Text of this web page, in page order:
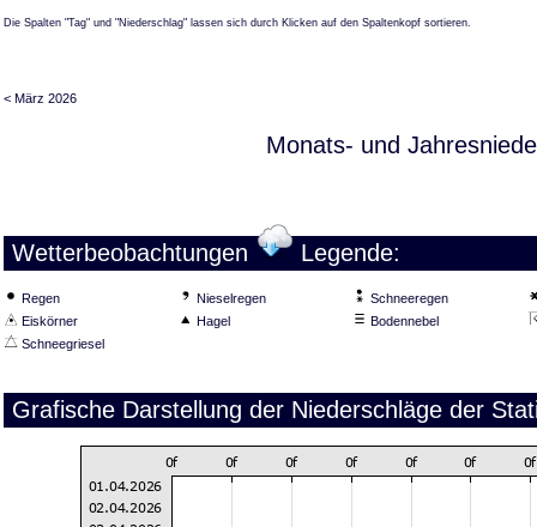
Die Spalten "Tag" und "Niederschlag" lassen sich durch Klicken auf den Spaltenkopf sortieren.
< März 2026
Monats- und
Wetterbeobachtungen Legende:
Regen Nieselregen
Schneeregen
Eiskörner
Hagel
Bodennebel
Schneegriesel
Grafische Darstellung der Niederschläge der